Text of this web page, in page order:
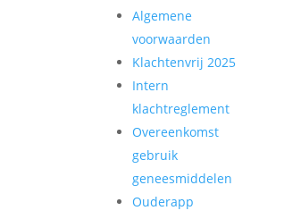
Algemene
voorwaarden
Klachtenvrij 2025
Intern
klachtreglement
Overeenkomst
gebruik
geneesmiddelen
Ouderapp